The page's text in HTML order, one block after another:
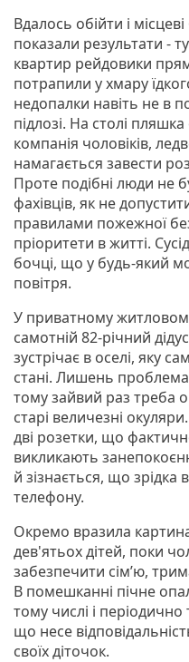
Вдалось обійти і
показали результати -
квартир рейдовики
потрапили у хмару
недопалки навіть не в
підлозі. На столі
компанія чоловіків,
намагається завести
Проте подібні люди не
фахівців, як не
правилами пожежної
пріоритети в житті.
бочці, що у будь-який
повітря.
У приватному
самотній 82-річний
зустрічає в оселі, яку
стані. Лишень
тому зайвий раз треба
старі величезні
дві розетки, що
викликають
й зізнається, що зрідка
телефону.
Окремо вразила
дев'ятьох дітей, поки
забезпечити сім’ю,
В помешканні пічне
тому числі і
що несе
своїх діточок.